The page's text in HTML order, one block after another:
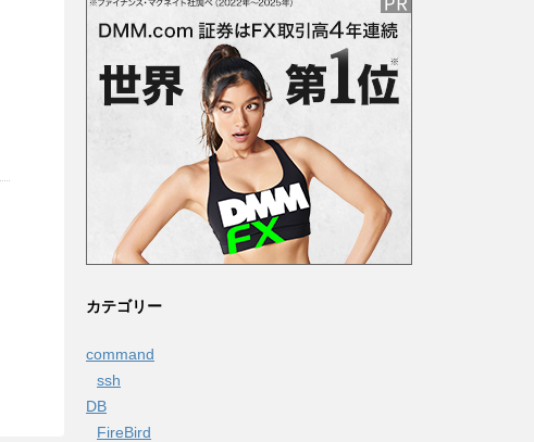
カテゴリー
command
ssh
DB
FireBird